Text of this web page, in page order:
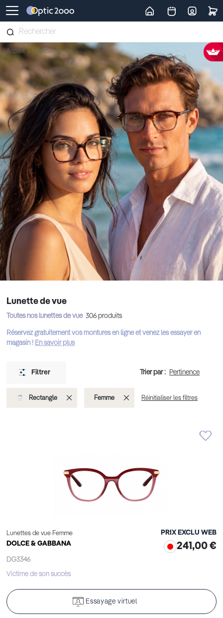
Retour vers la page d'accueil
Accueil Lunettes de vue
Lunette de vue
Toutes nos lunettes de vue 306 produits
Réservez gratuitement vos montures en ligne et venez les essayer en
magasin ! En savoir plus
Lunettes de vue Femme
DOLCE & GABBANA
DG3346
PRIX EXCLU WEB
241,00 €
Victime de son succès
Essayage virtuel
Filtrer Trier par :
Rectangle SupprimerFemme Supprimer
Réinitialiser les filtres